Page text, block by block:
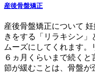
産後骨盤矯正
産後骨盤矯正について
きをする「リラキシン
ムーズにしてくれます
６ヵ月くらいまで続く
節が緩むことは、骨盤が